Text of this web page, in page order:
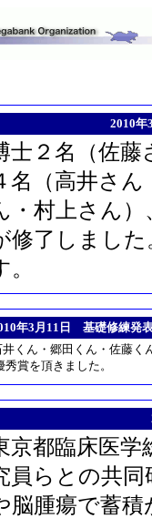
2010
士２名（佐藤
名（高井さ
・村上さん
修了しまし
。
年3月11日 基礎修練発
くん・郷田くん・佐藤く
賞を頂きました。
京都臨床医学
員らとの共
脳腫瘍で蓄